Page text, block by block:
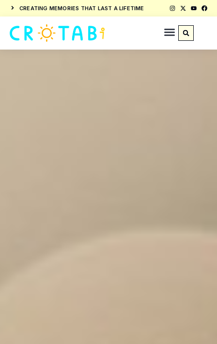
CREATING MEMORIES THAT LAST A LIFETIME